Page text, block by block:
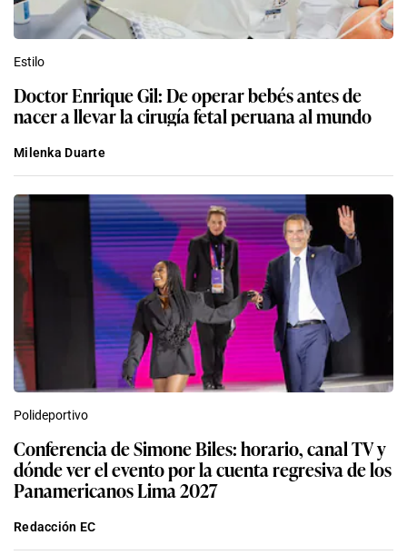
Estilo
Doctor Enrique Gil: De operar bebés antes de
nacer a llevar la cirugía fetal peruana al mundo
Milenka Duarte
Polideportivo
Conferencia de Simone Biles: horario, canal TV y
dónde ver el evento por la cuenta regresiva de los
Panamericanos Lima 2027
Redacción EC